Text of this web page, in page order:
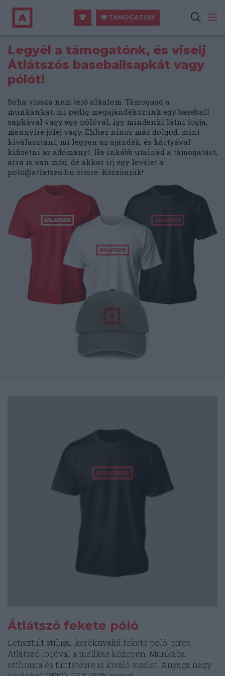
TÁMOGATOM
Legyél a támogatónk, és viselj
Átlátszós baseballsapkát vagy
pólót!
Soha vissza nem térő alkalom. Támogasd a
munkánkat, mi pedig megajándékozunk egy baseball
sapkával vagy egy pólóval, így mindenki látni fogja,
mennyire jófej vagy. Ehhez nincs más dolgod, mint
kiválasztani, mi legyen az ajándék, és kártyával
kifizetni az adományt. Ha inkább utalnád a támogatást,
arra is van mód, de akkor írj egy levelet a
polo@atlatszo.hu címre. Köszönjük!
Átlátszó fekete póló
Letisztult stílusú, kereknyakú fekete póló, piros
Átlátszó logóval a mellkas közepén. Munkába,
otthonra és tüntetésre is kiváló viselet. Anyaga nagy